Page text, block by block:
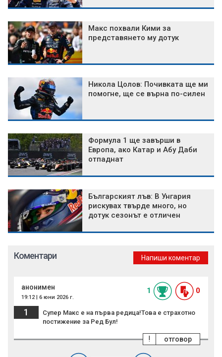
Макс похвали Кими за
представянето му дотук
Никола Цолов: Почивката ще ми
помогне, ще се върна по-силен
Формула 1 ще завърши в
Европа, ако Катар и Абу Даби
отпаднат
Българският лъв: В Унгария
рискувах твърде много, но
дотук сезонът е отличен
Коментари Напиши коментар
анонимен
19:12 | 6 юни 2026 г.
1 0
1
Супер Макс е на първа редица!Това е страхотно
постижение за Ред Бул!
отговор
!